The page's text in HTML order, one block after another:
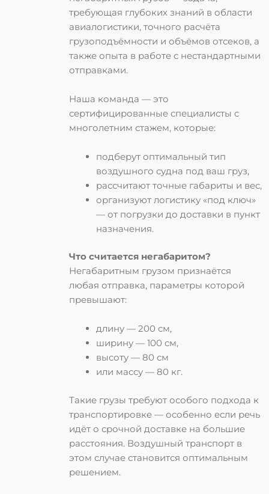
требующая глубоких знаний в области
авиалогистики, точного расчёта
грузоподъёмности и объёмов отсеков, а
также опыта в работе с нестандартными
отправками.
Наша команда — это
сертифицированные специалисты с
многолетним стажем, которые:
подберут оптимальный тип
воздушного судна под ваш груз,
рассчитают точные габариты и вес,
организуют логистику «под ключ»
— от погрузки до доставки в пункт
назначения.
Что считается негабаритом?
Негабаритным грузом признаётся
любая отправка, параметры которой
превышают:
длину — 200 см,
ширину — 100 см,
высоту — 80 см
или массу — 80 кг.
Такие грузы требуют особого подхода к
транспортировке — особенно если речь
идёт о срочной доставке на большие
расстояния. Воздушный транспорт в
этом случае становится оптимальным
решением.